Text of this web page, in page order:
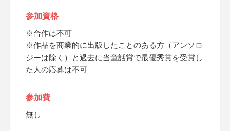
参加資格
※合作は不可
※作品を商業的に出版したことのある方（アンソロ
ジーは除く）と過去に当童話賞で最優秀賞を受賞し
た人の応募は不可
参加費
無し